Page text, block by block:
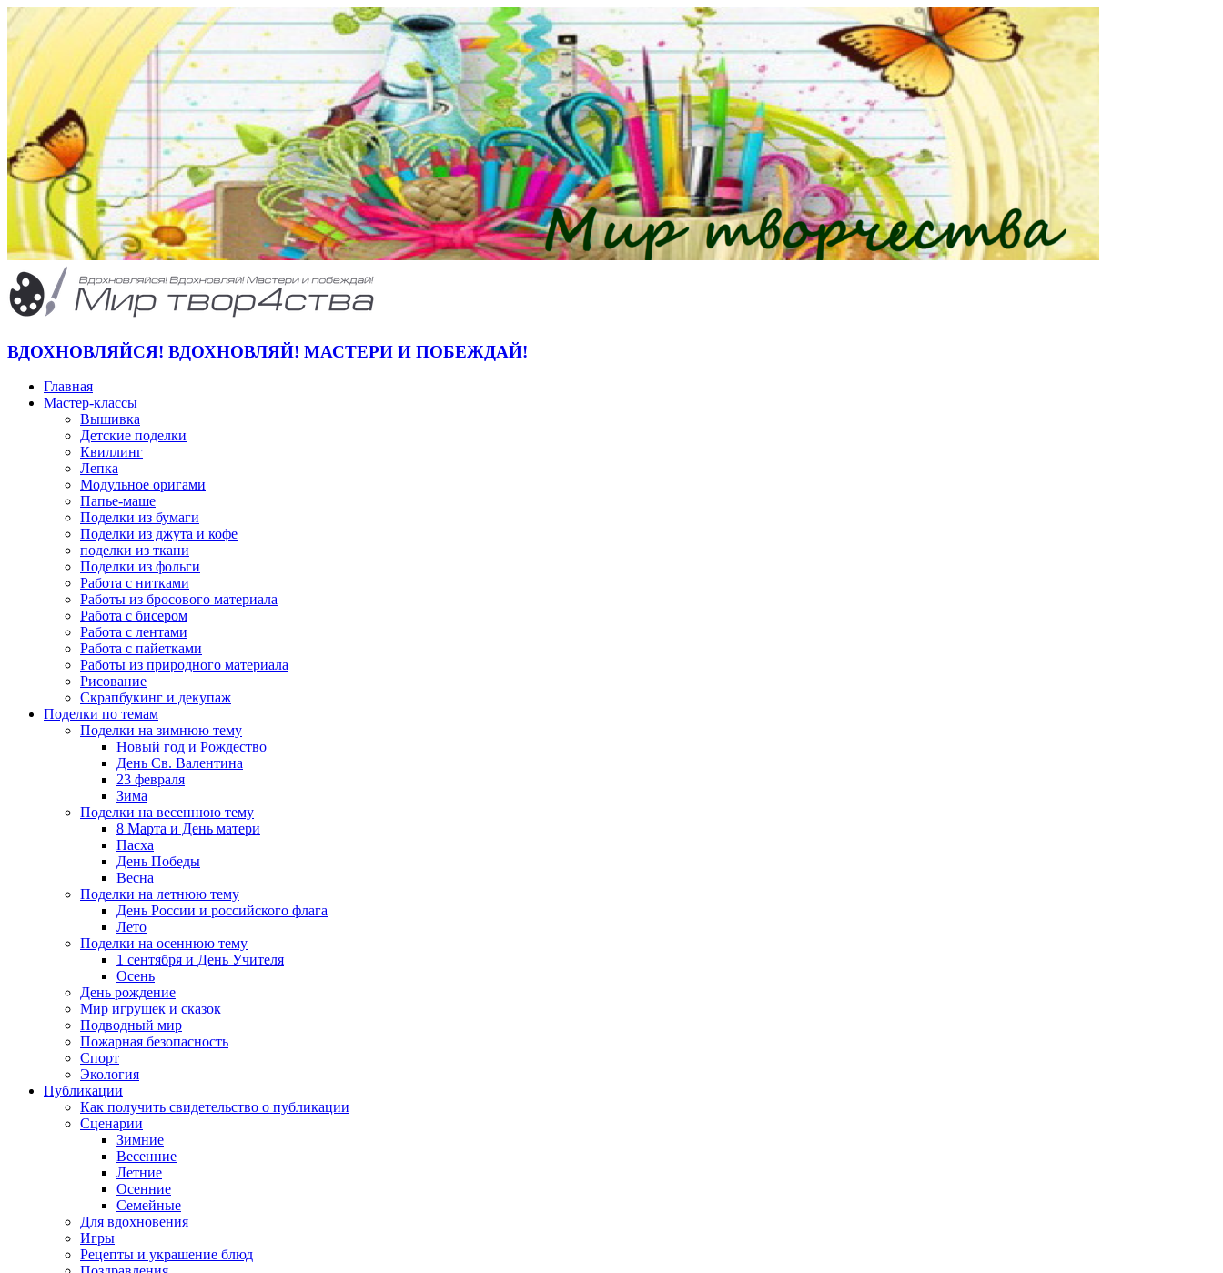
ВДОХНОВЛЯЙСЯ! ВДОХНОВЛЯЙ! МАСТЕРИ И ПОБЕЖДАЙ!
Главная
Мастер-классы
Вышивка
Детские поделки
Квиллинг
Лепка
Модульное оригами
Папье-маше
Поделки из бумаги
Поделки из джута и кофе
поделки из ткани
Поделки из фольги
Работа с нитками
Работы из бросового материала
Работа с бисером
Работа с лентами
Работа с пайетками
Работы из природного материала
Рисование
Скрапбукинг и декупаж
Поделки по темам
Поделки на зимнюю тему
Новый год и Рождество
День Св. Валентина
23 февраля
Зима
Поделки на весеннюю тему
8 Марта и День матери
Пасха
День Победы
Весна
Поделки на летнюю тему
День России и российского флага
Лето
Поделки на осеннюю тему
1 сентября и День Учителя
Осень
День рождение
Мир игрушек и сказок
Подводный мир
Пожарная безопасность
Спорт
Экология
Публикации
Как получить свидетельство о публикации
Сценарии
Зимние
Весенние
Летние
Осенние
Семейные
Для вдохновения
Игры
Рецепты и украшение блюд